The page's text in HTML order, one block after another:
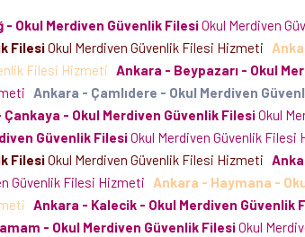
- Okul Merdiven Güvenlik FilesiOkul Merdiven
FilesiOkul Merdiven Güvenlik Filesi Hizmeti
Filesi Hizmeti Ankara - Beypazarı - Okul
Ankara - Çamlıdere - Okul Merdiven
- Okul Merdiven Güvenlik FilesiOkul
Güvenlik FilesiOkul Merdiven Güvenlik Filesi
FilesiOkul Merdiven Güvenlik Filesi Hizmeti
Güvenlik Filesi Hizmeti Ankara - Haymana -
Ankara - Kalecik - Okul Merdiven Güvenlik
- Okul Merdiven Güvenlik FilesiOkul